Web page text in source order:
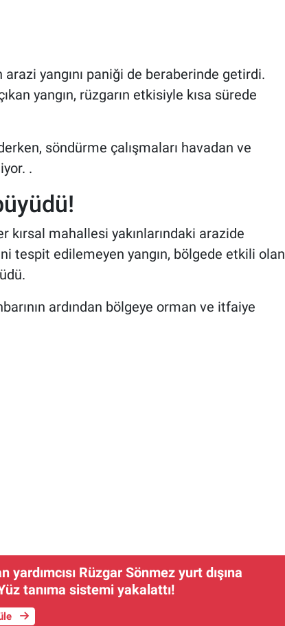
arazi yangını paniği de beraberinde getirdi.
yangın, rüzgarın etkisiyle kısa sürede
söndürme çalışmaları havadan ve
.
kırsal mahallesi yakınlarındaki arazide
tespit edilemeyen yangın, bölgede etkili olan
ardından bölgeye orman ve itfaiye
Rüzgar Sönmez yurt dışına
tanıma sistemi yakalattı!